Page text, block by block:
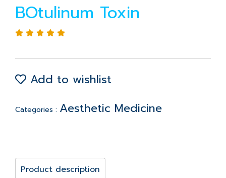
BOtulinum Toxin
Add to wishlist
Categories : Aesthetic Medicine
Product description